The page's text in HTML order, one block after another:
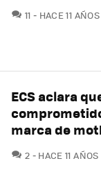
11 COMENTARIOS
HACE 11 AÑOS
ECS aclara
marca de
2 COMENTARIOS
HACE 11 AÑOS